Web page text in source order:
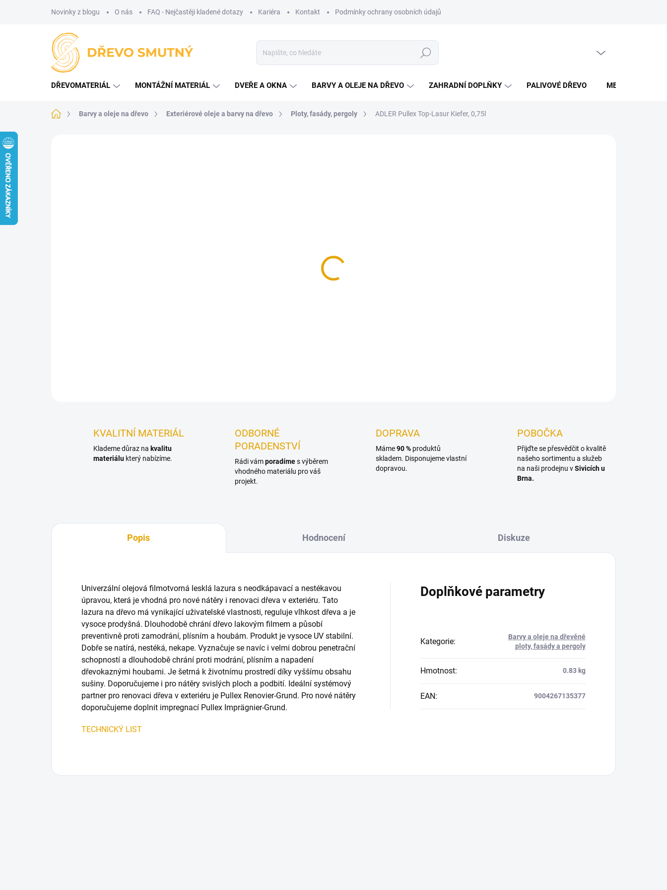
Novinky z blogu O nás FAQ - Nejčastěji kladené dotazy Kariéra Kontakt Podmínky ochrany osobních údajů
Hledat
DŘEVOMATERIÁL MONTÁŽNÍ MATERIÁL DVEŘE A OKNA BARVY A OLEJE NA DŘEVO ZAHRADNÍ DOPLŇKY PALIVOVÉ DŘEVO MERCH DŘEVO
Domů Barvy a oleje na dřevo Exteriérové oleje a barvy na dřevo Ploty, fasády, pergoly ADLER Pullex Top-Lasur Kiefer, 0,75l
KVALITNÍ MATERIÁL
Klademe důraz na kvalitu
materiálu který nabízíme.
ODBORNÉ
PORADENSTVÍ
Rádi vámporadímes výběrem
vhodného materiálu pro váš
projekt.
DOPRAVA
Máme90 % produktů
skladem. Disponujeme vlastní
dopravou.
POBOČKA
Přijďte se přesvědčit o kvalitě
našeho sortimentu a služeb
na naši prodejnu vSivicích u
Brna.
Popis Hodnocení Diskuze
Univerzální olejová filmotvorná lesklá lazura s neodkápavací a nestékavou
úpravou, která je vhodná pro nové nátěry i renovaci dřeva v exteriéru. Tato
lazura na dřevo má vynikající uživatelské vlastnosti, reguluje vlhkost dřeva a je
vysoce prodyšná. Dlouhodobě chrání dřevo lakovým filmem a působí
preventivně proti zamodrání, plísním a houbám. Produkt je vysoce UV stabilní.
Dobře se natírá, nestéká, nekape. Vyznačuje se navíc i velmi dobrou penetrační
schopností a dlouhodobě chrání proti modrání, plísním a napadení
dřevokaznými houbami. Je šetrná k životnímu prostredí díky vyššímu obsahu
sušiny. Doporučujeme i pro nátěry svislých ploch a podbití. Ideální systémový
partner pro renovaci dřeva v exteriéru je Pullex Renovier-Grund. Pro nové nátěry
doporučujeme doplnit impregnací Pullex Imprägnier-Grund.
TECHNICKÝ LIST
Doplňkové parametry
Kategorie:
Barvy a oleje na dřevěné
ploty, fasády a pergoly
Hmotnost: 0.83 kg
EAN: 9004267135377